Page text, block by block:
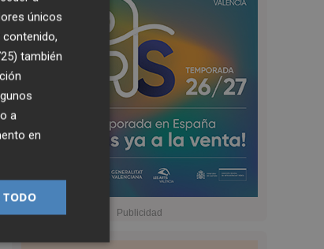
únicos
también
a
en
TODO